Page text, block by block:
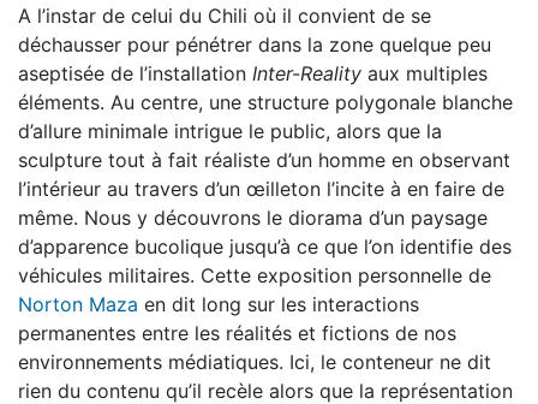
A l’instar de celui du Chili où il convient de se
déchausser pour pénétrer dans la zone quelque peu
aseptisée de l’installation Inter-Reality aux multiples
éléments. Au centre, une structure polygonale blanche
d’allure minimale intrigue le public, alors que la
sculpture tout à fait réaliste d’un homme en observant
l’intérieur au travers d’un œilleton l’incite à en faire de
même. Nous y découvrons le diorama d’un paysage
d’apparence bucolique jusqu’à ce que l’on identifie des
véhicules militaires. Cette exposition personnelle de
Norton Maza en dit long sur les interactions
permanentes entre les réalités et fictions de nos
environnements médiatiques. Ici, le conteneur ne dit
rien du contenu qu’il recèle alors que la représentation